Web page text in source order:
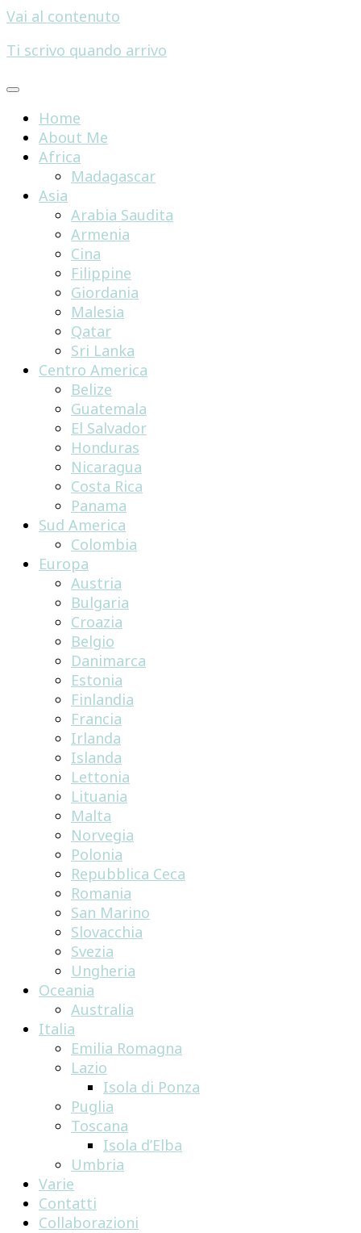
Vai al contenuto
Ti scrivo quando arrivo
Home
About Me
Africa
Madagascar
Asia
Arabia Saudita
Armenia
Cina
Filippine
Giordania
Malesia
Qatar
Sri Lanka
Centro America
Belize
Guatemala
El Salvador
Honduras
Nicaragua
Costa Rica
Panama
Sud America
Colombia
Europa
Austria
Bulgaria
Croazia
Belgio
Danimarca
Estonia
Finlandia
Francia
Irlanda
Islanda
Lettonia
Lituania
Malta
Norvegia
Polonia
Repubblica Ceca
Romania
San Marino
Slovacchia
Svezia
Ungheria
Oceania
Australia
Italia
Emilia Romagna
Lazio
Isola di Ponza
Puglia
Toscana
Isola d’Elba
Umbria
Varie
Contatti
Collaborazioni